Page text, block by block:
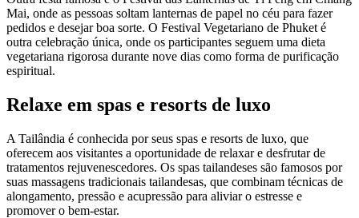
Mai, onde as pessoas soltam lanternas de papel no céu para fazer
pedidos e desejar boa sorte. O Festival Vegetariano de Phuket é
outra celebração única, onde os participantes seguem uma dieta
vegetariana rigorosa durante nove dias como forma de purificação
espiritual.
Relaxe em spas e resorts de luxo
A Tailândia é conhecida por seus spas e resorts de luxo, que
oferecem aos visitantes a oportunidade de relaxar e desfrutar de
tratamentos rejuvenescedores. Os spas tailandeses são famosos por
suas massagens tradicionais tailandesas, que combinam técnicas de
alongamento, pressão e acupressão para aliviar o estresse e
promover o bem-estar.